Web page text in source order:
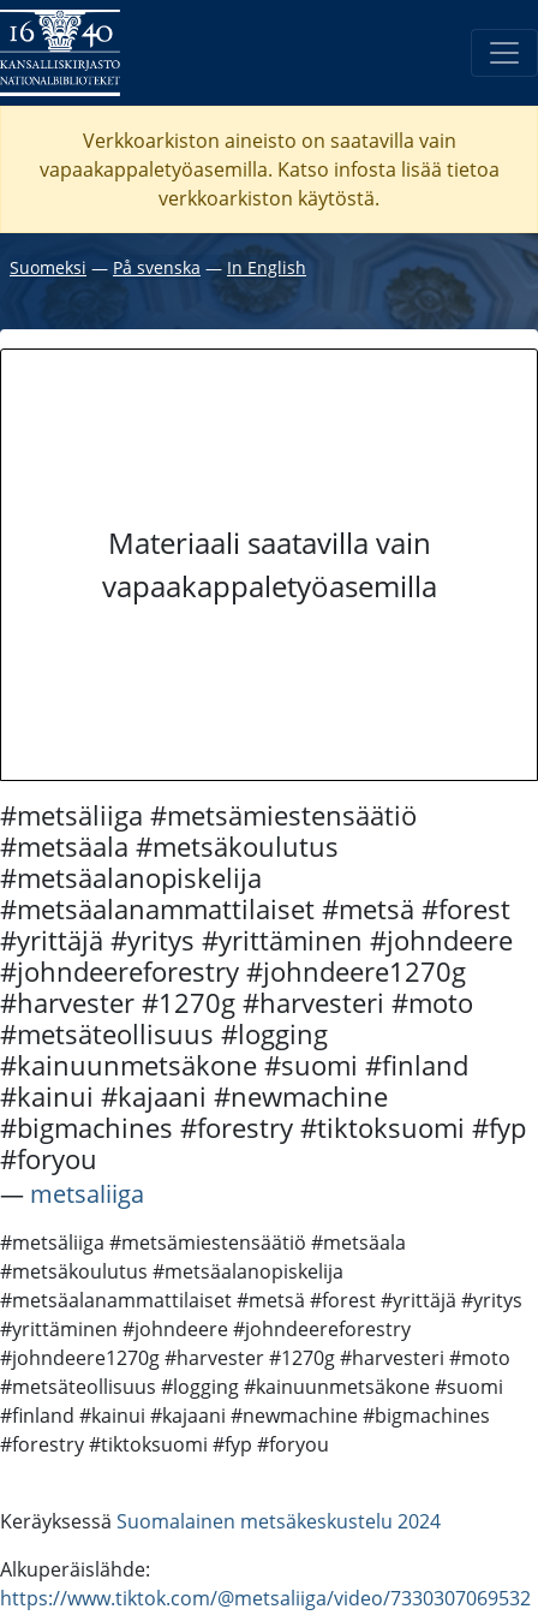
Verkkoarkiston aineisto on saatavilla vain
vapaakappaletyöasemilla. Katso infosta lisää tietoa
verkkoarkiston käytöstä.
Suomeksi ― På svenska ― In English
Materiaali saatavilla vain
vapaakappaletyöasemilla
#metsäliiga #metsämiestensäätiö
#metsäala #metsäkoulutus
#metsäalanopiskelija
#metsäalanammattilaiset #metsä #forest
#yrittäjä #yritys #yrittäminen #johndeere
#johndeereforestry #johndeere1270g
#harvester #1270g #harvesteri #moto
#metsäteollisuus #logging
#kainuunmetsäkone #suomi #finland
#kainui #kajaani #newmachine
#bigmachines #forestry #tiktoksuomi #fyp
#foryou
― metsaliiga
#metsäliiga #metsämiestensäätiö #metsäala
#metsäkoulutus #metsäalanopiskelija
#metsäalanammattilaiset #metsä #forest #yrittäjä #yritys
#yrittäminen #johndeere #johndeereforestry
#johndeere1270g #harvester #1270g #harvesteri #moto
#metsäteollisuus #logging #kainuunmetsäkone #suomi
#finland #kainui #kajaani #newmachine #bigmachines
#forestry #tiktoksuomi #fyp #foryou
Keräyksessä Suomalainen metsäkeskustelu 2024
Alkuperäislähde:
https://www.tiktok.com/@metsaliiga/video/7330307069532